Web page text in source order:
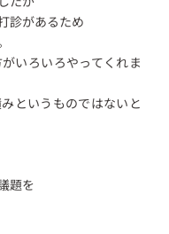
診があるため
いろいろやってくれま
というものではないと
題を